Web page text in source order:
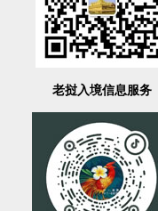
老挝入境信息服务